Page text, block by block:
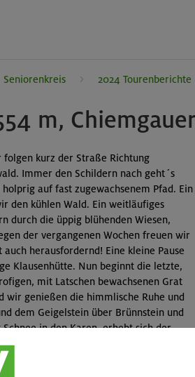
Seniorenkreis 2024 Tourenberichte
m,
kurz der Straße Richtung
Immer den Schildern nach geht´s
auf fast zugewachsenem Pfad. Ein
den kühlen Wald. Ein weitläufiges
durch die üppig blühenden Wiesen,
der vergangenen Wochen freuen wir
herausfordernd! Eine kleine Pause
Klausenhütte. Nun beginnt die letzte,
mit Latschen bewachsenen Grat
wir genießen die himmlische Ruhe und
dem Geigelstein über Brünnstein und
in den Karen, erhebt sich der